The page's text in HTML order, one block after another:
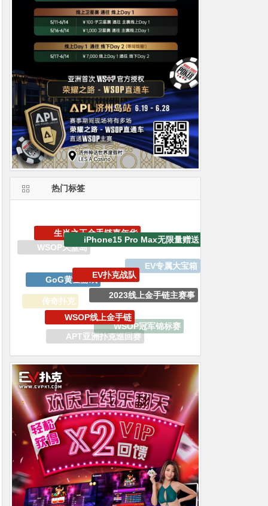
热门标签
德州扑克
双旦嘉年华
GoG黄金游戏
EV扑克战队
2023线上金手链主赛事
WSOP冠军锦标赛
APT亚洲扑克巡回赛
WSOP线上金手链